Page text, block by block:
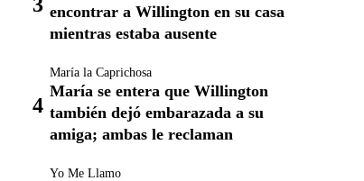
encontrar a Willington en su casa
mientras estaba ausente
María la Caprichosa
María se entera que Willington
también dejó embarazada a su
amiga; ambas le reclaman
Yo Me Llamo